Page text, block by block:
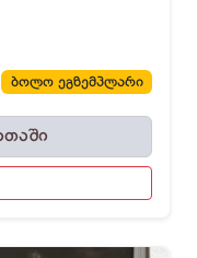
ბოლო ეგზემპლარი